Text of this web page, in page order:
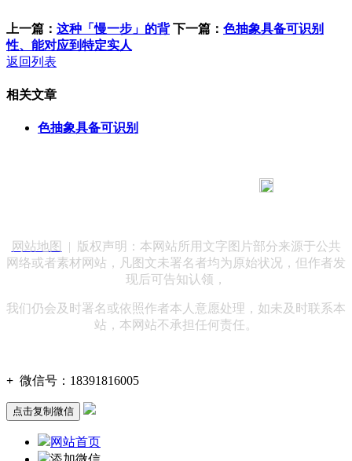
上一篇： 这种「慢一步」的背 下一篇： 色抽象具备可识别
性、能对应到特定实人
返回列表
相关文章
色抽象具备可识别
网站地图
| 版权声明：本网站所用文字图片部分来源于公共
网络或者素材网站，凡图文未署名者均为原始状况，但作者发
现后可告知认领，
我们仍会及时署名或依照作者本人意愿处理，如未及时联系本
站，本网站不承担任何责任。
+ 微信号： 18391816005
点击复制微信
网站首页